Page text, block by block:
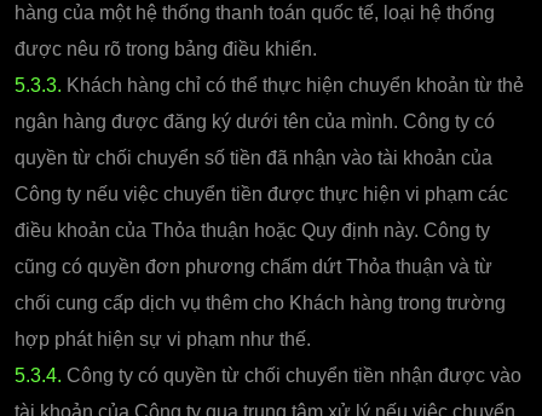
hàng của một hệ thống thanh toán quốc tế, loại hệ thống
được nêu rõ trong bảng điều khiển.
5.3.3. Khách hàng chỉ có thể thực hiện chuyển khoản từ thẻ
ngân hàng được đăng ký dưới tên của mình. Công ty có
quyền từ chối chuyển số tiền đã nhận vào tài khoản của
Công ty nếu việc chuyển tiền được thực hiện vi phạm các
điều khoản của Thỏa thuận hoặc Quy định này. Công ty
cũng có quyền đơn phương chấm dứt Thỏa thuận và từ
chối cung cấp dịch vụ thêm cho Khách hàng trong trường
hợp phát hiện sự vi phạm như thế.
5.3.4. Công ty có quyền từ chối chuyển tiền nhận được vào
tài khoản của Công ty qua trung tâm xử lý nếu việc chuyển